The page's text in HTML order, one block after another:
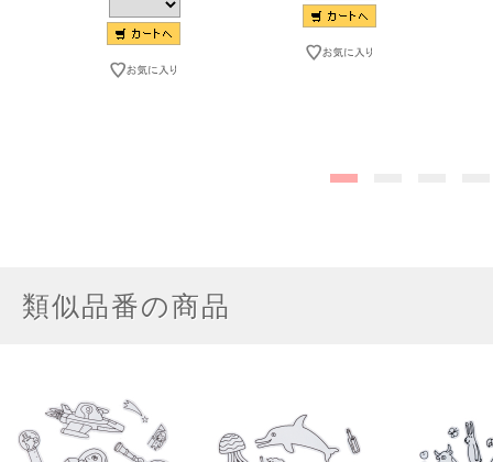
類似品番の商品